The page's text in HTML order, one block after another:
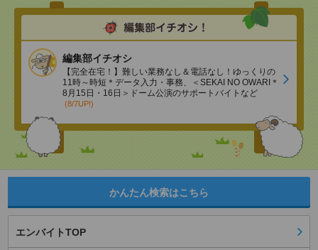
編集部イチオシ
【完全在宅！】難しい業務なし＆電話なし！ゆっくりの
11時～時短＊データ入力・事務、＜SEKAI NO OWARI＊
8月15日・16日＞ドーム公演のサポートバイトなど
(8/7UP!)
かんたん検索はこちら
エンバイトTOP